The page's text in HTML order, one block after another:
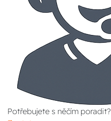
Potřebujete s něčím poradit?